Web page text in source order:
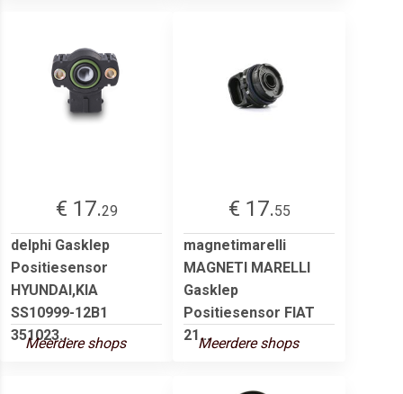
€ 17.29
delphi Gasklep
Positiesensor
HYUNDAI,KIA
SS10999-12B1
351023...
Meerdere shops
€ 17.55
magnetimarelli
MAGNETI MARELLI
Gasklep
Positiesensor FIAT
21...Meerdere shops